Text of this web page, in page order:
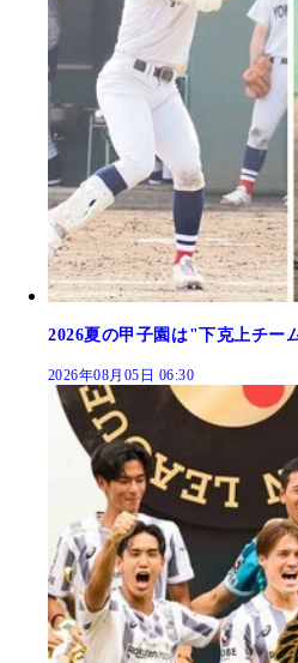
2026夏の甲子園は"下克上チー
2026年08月05日 06:30